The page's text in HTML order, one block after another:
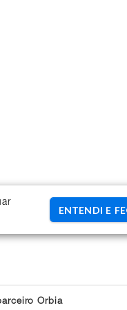
ENTENDI E
Orbia